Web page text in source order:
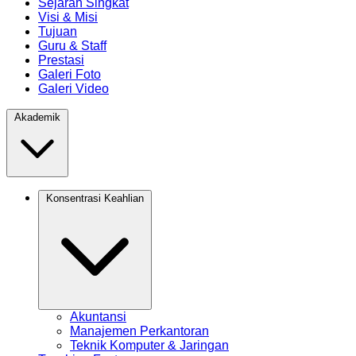
Sejarah Singkat
Visi & Misi
Tujuan
Guru & Staff
Prestasi
Galeri Foto
Galeri Video
Akuntansi
Manajemen Perkantoran
Teknik Komputer & Jaringan